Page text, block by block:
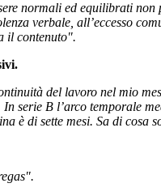
normali ed equilibrati non
verbale, all’eccesso
il contenuto".
del lavoro nel mio
In serie B l’arco temporale
è di sette mesi. Sa di cosa